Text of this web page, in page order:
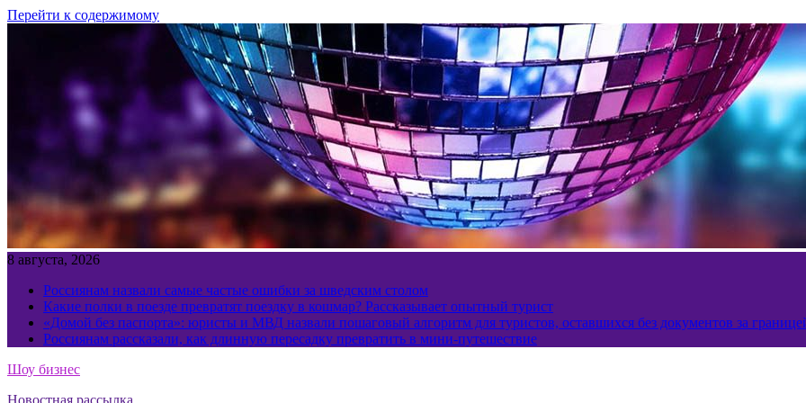
Перейти к содержимому
8 августа, 2026
Россиянам назвали самые частые ошибки за шведским столом
Какие полки в поезде превратят поездку в кошмар? Рассказывает опытный турист
«Домой без паспорта»: юристы и МВД назвали пошаговый алгоритм для туристов, оставшихся без документов за
Россиянам рассказали, как длинную пересадку превратить в мини-путешествие
Шоу бизнес
Новостная рассылка